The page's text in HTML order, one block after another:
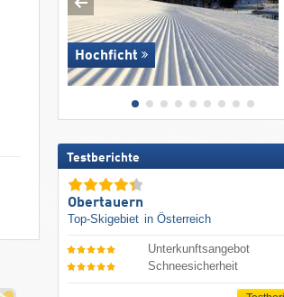
Hochficht
Testberichte
Obertauern
Top-Skigebiet in Österreich
Unterkunftsangebot
Schneesicherheit